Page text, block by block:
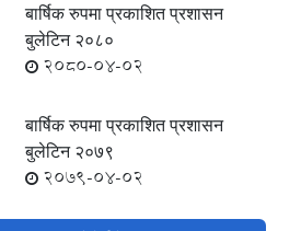
बार्षिक रुपमा प्रकाशित प्रशासन
बुलेटिन २०८०
2080-04-02
बार्षिक रुपमा प्रकाशित प्रशासन
बुलेटिन २०७९
2079-04-02